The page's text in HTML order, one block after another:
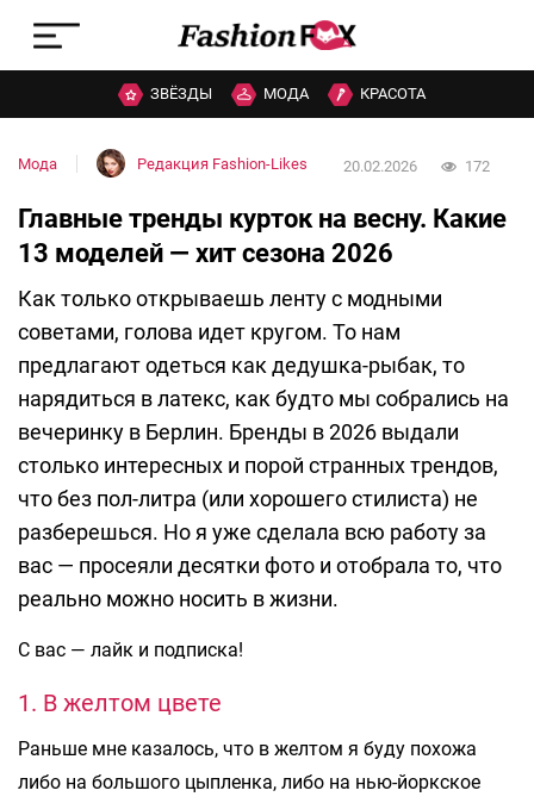
ЗВЁЗДЫ МОДА КРАСОТА
Мода Редакция Fashion-Likes 20.02.2026 172
Главные тренды курток на весну. Какие
13 моделей — хит сезона 2026
Как только открываешь ленту с модными
советами, голова идет кругом. То нам
предлагают одеться как дедушка-рыбак, то
нарядиться в латекс, как будто мы собрались на
вечеринку в Берлин. Бренды в 2026 выдали
столько интересных и порой странных трендов,
что без пол-литра (или хорошего стилиста) не
разберешься. Но я уже сделала всю работу за
вас — просеяли десятки фото и отобрала то, что
реально можно носить в жизни.
С вас — лайк и подписка!
1. В желтом цвете
Раньше мне казалось, что в желтом я буду похожа
либо на большого цыпленка, либо на нью-йоркское